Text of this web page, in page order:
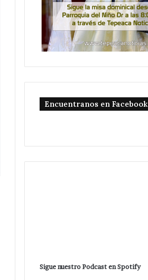
Encuentranos en Facebook
Sigue nuestro Podcast en Spotify